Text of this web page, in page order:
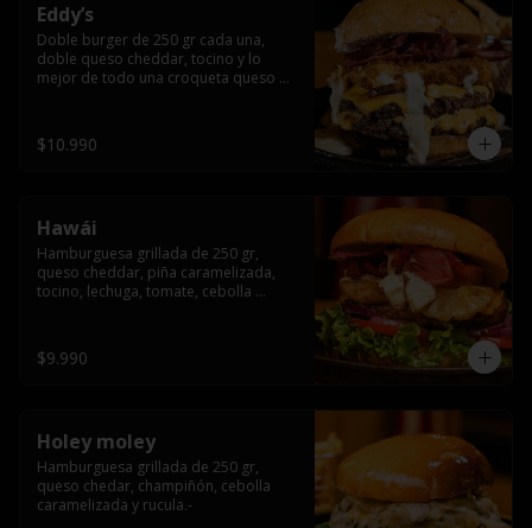
Eddy’s
Doble burger de 250 gr cada una,
doble queso cheddar, tocino y lo
mejor de todo una croqueta queso
$10.990
Hawái
Hamburguesa grillada de 250 gr,
queso cheddar, piña caramelizada,
tocino, lechuga, tomate, cebolla
$9.990
Holey moley
Hamburguesa grillada de 250 gr,
queso chedar, champiñón, cebolla
caramelizada y rucula.-